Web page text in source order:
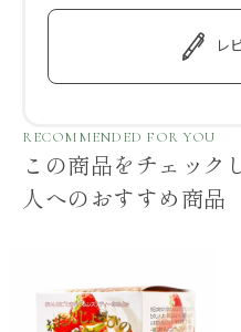
レ
RECOMMENDED FOR YOU
この商品をチェック
人へのおすすめ商品